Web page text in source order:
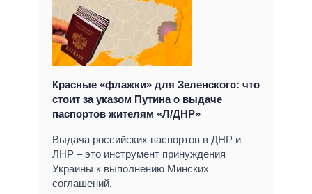
Красные «флажки» для Зеленского: что
стоит за указом Путина о выдаче
паспортов жителям «Л/ДНР»
Выдача российских паспортов в ДНР и
ЛНР – это инструмент принуждения
Украины к выполнению Минских
соглашений.